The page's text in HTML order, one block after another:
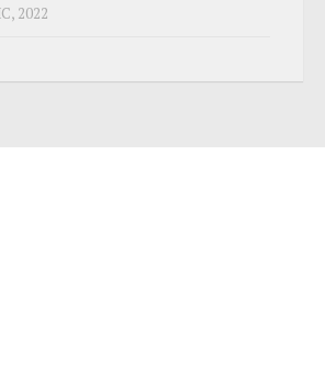
2022